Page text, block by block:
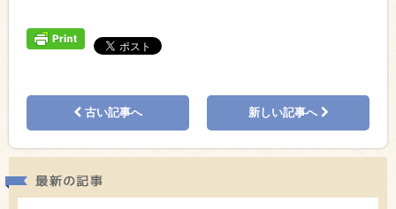
古い記事へ 新しい記事へ